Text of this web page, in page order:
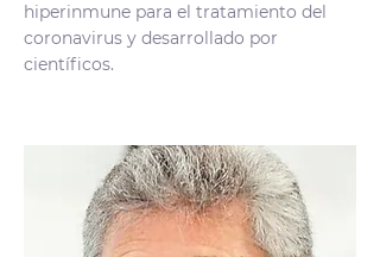
hiperinmune para el tratamiento del
coronavirus y desarrollado por
científicos.